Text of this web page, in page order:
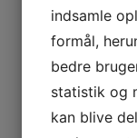
indsamle
formål,
bedre
statistik og
kan blive